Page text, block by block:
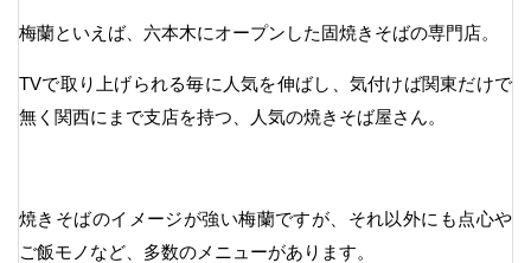
梅蘭といえば、六本木にオープンした固焼きそばの専門店。
TVで取り上げられる毎に人気を伸ばし、気付けば関東だけで
無く関西にまで支店を持つ、人気の焼きそば屋さん。
焼きそばのイメージが強い梅蘭ですが、それ以外にも点心や
ご飯モノなど、多数のメニューがあります。